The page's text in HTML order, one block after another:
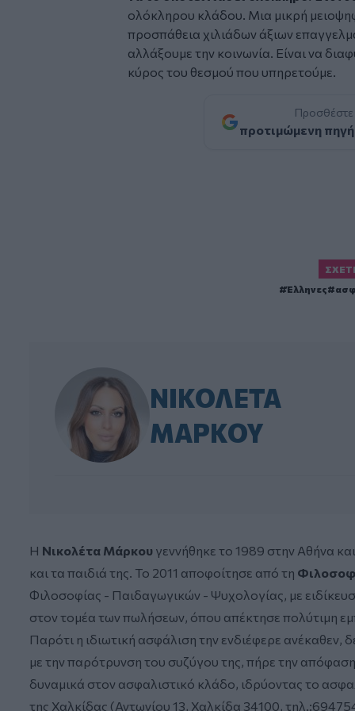
ολόκληρου κλάδου. Μια μικρή
προσπάθεια χιλιάδων άξιων
αλλάξουμε την κοινωνία. Είναι να
κύρος του θεσμού που υπηρετούμε.
Προσθέστε
προτιμώμενη
Έλληνες
ΝΙΚΟΛΈΤΑ
ΜΆΡΚΟΥ
Η Νικολέτα Μάρκου γεννήθηκε το 1989 στην Αθήνα
και τα παιδιά της. Το 2011 αποφοίτησε από τη
Φιλοσοφίας - Παιδαγωγικών - Ψυχολογίας, με
στον τομέα των πωλήσεων, όπου απέκτησε πολύτιμη
Παρότι η ιδιωτική ασφάλιση την ενδιέφερε ανέκαθεν,
με την παρότρυνση του συζύγου της, πήρε την
δυναμικά στον ασφαλιστικό κλάδο, ιδρύοντας το
της Χαλκίδας (Αντωνίου 13, Χαλκίδα 34100,